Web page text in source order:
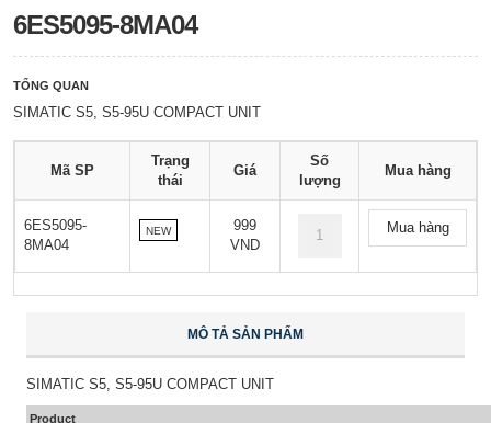
6ES5095-8MA04
TỔNG QUAN
SIMATIC S5, S5-95U COMPACT UNIT
Mã SP
Trạng
thái
Giá
Số
lượng
Mua hàng
6ES5095-
8MA04
NEW
999
VND
Mua hàng
MÔ TẢ SẢN PHẨM
SIMATIC S5, S5-95U COMPACT UNIT
Product